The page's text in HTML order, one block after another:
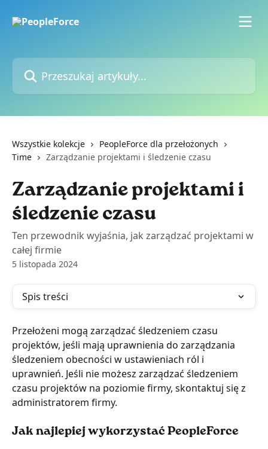
Przeszukaj artykuły...
Wszystkie kolekcje
PeopleForce dla przełożonych
Time
Zarządzanie projektami i śledzenie czasu
Zarządzanie projektami i
śledzenie czasu
Ten przewodnik wyjaśnia, jak zarządzać projektami w
całej firmie
5 listopada 2024
Spis treści
Przełożeni mogą zarządzać śledzeniem czasu
projektów, jeśli mają uprawnienia do zarządzania
śledzeniem obecności w ustawieniach ról i
uprawnień. Jeśli nie możesz zarządzać śledzeniem
czasu projektów na poziomie firmy, skontaktuj się z
administratorem firmy.
Jak najlepiej wykorzystać PeopleForce